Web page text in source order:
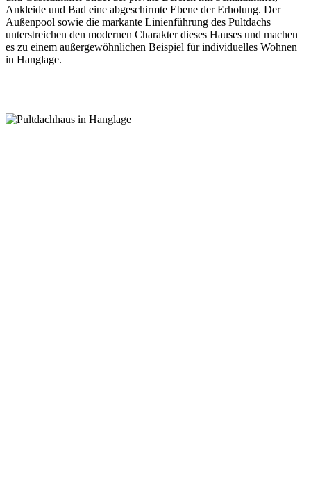
Ankleide und Bad eine abgeschirmte Ebene der Erholung. Der
Außenpool sowie die markante Linienführung des Pultdachs
unterstreichen den modernen Charakter dieses Hauses und machen
es zu einem außergewöhnlichen Beispiel für individuelles Wohnen
in Hanglage.